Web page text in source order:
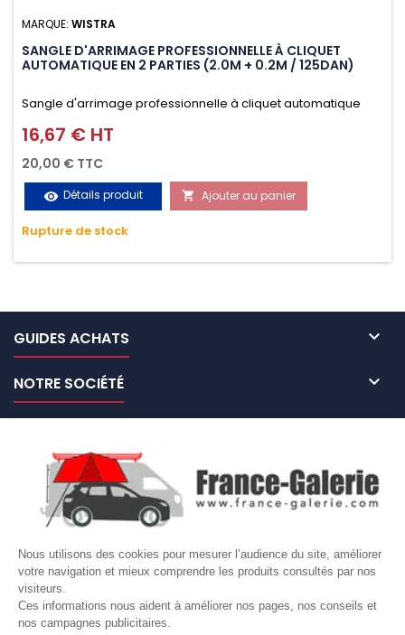
Nous utilisons des cookies pour mesurer l’audience du site, améliorer
votre navigation et mieux comprendre les produits consultés par nos
visiteurs.
Ces informations nous aident à améliorer nos pages, nos conseils et
nos campagnes publicitaires.
MARQUE: WISTRA
SANGLE D'ARRIMAGE PROFESSIONNELLE À CLIQUET
AUTOMATIQUE EN 2 PARTIES (2.0M + 0.2M / 125DAN)
Sangle d'arrimage professionnelle à cliquet automatique
avec crochet S en 2 parties (2.0M + 0.2M / 125daN), simple et
rapide d'utilisation. Permet d'arrimer et de sécuriser
vos chargements pendant le transport. Matière polyester
très résistante aux UV et aux variations de températures,
n'absorbe pas l'eau.
Prix
16,67 € HT
20,00 € TTC
visibility Détails produit  Ajouter au panier
Rupture de stock
GUIDES ACHATS 
NOTRE SOCIÉTÉ 
VOTRE COMPTE 
Site protégé par reCAPTCHA.
LETTRE D'INFORMATIONS